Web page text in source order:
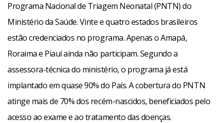
Programa Nacional de Triagem Neonatal (PNTN) do
Ministério da Saúde. Vinte e quatro estados brasileiros
estão credenciados no programa. Apenas o Amapá,
Roraima e Piauí ainda não participam. Segundo a
assessora-técnica do ministério, o programa já está
implantado em quase 90% do País. A cobertura do PNTN
atinge mais de 70% dos recém-nascidos, beneficiados pelo
acesso ao exame e ao tratamento das doenças.